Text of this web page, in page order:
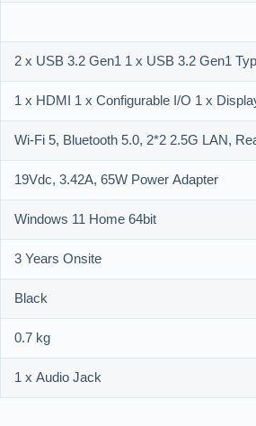
2 x USB 3.2 Gen1 1 x USB 3.2 Gen1
1 x HDMI 1 x Configurable I/O 1 x
Wi-Fi 5, Bluetooth 5.0, 2*2 2.5G LAN,
19Vdc, 3.42A, 65W Power Adapter
Windows 11 Home 64bit
3 Years Onsite
Black
0.7 kg
1 x Audio Jack